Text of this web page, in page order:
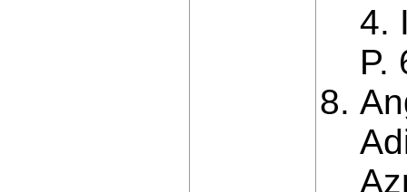
4.
P.